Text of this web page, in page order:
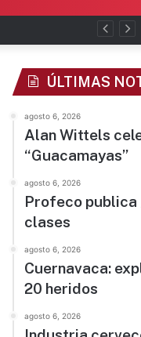
ÚLTIMAS
agosto 6, 2026
Alan Wittels
“Guacamayas”
agosto 6, 2026
Profeco publica
clases
agosto 6, 2026
Cuernavaca:
20 heridos
agosto 6, 2026